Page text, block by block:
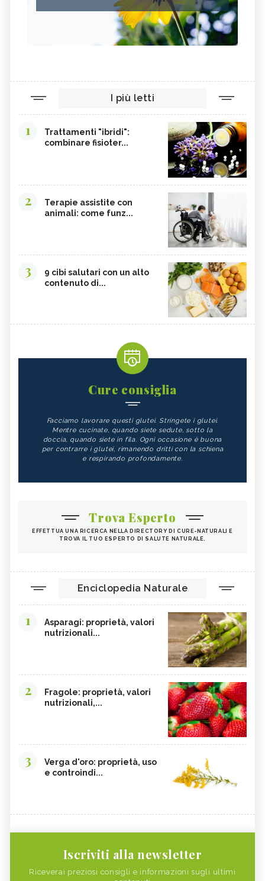
I più letti
1
Trattamenti "ibridi":
combinare fisioter...
2
Terapie assistite con
animali: come funz...
3
9 cibi salutari con un alto
contenuto di...
Cure consiglia
Facciamo lavorare questi glutei. Stringete i glutei.
Mentre cucinate, quando siete sedute, sotto la
doccia, quando siete in fila. Ogni occasione è buona
per contrarre i glutei, rimanendo dritti con la schiena
e respirando profondamente.
Trova Esperto
EFFETTUA UNA RICERCA NELLA DIRECTORY DI CURE-NATURALI E
TROVA IL TUO ESPERTO DI SALUTE NATURALE.
Enciclopedia Naturale
1
Asparagi: proprietà, valori
nutrizionali...
2
Fragole: proprietà, valori
nutrizionali,...
3
Verga d'oro: proprietà, uso
e controindi...
Iscriviti alla newsletter
Riceverai preziosi consigli e informazioni sugli ultimi